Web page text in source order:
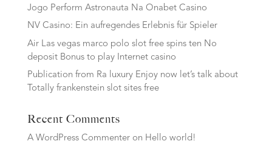
Jogo Perform Astronauta Na Onabet Casino
NV Casino: Ein aufregendes Erlebnis für Spieler
Air Las vegas marco polo slot free spins ten No
deposit Bonus to play Internet casino
Publication from Ra luxury Enjoy now let’s talk about
Totally frankenstein slot sites free
Recent Comments
A WordPress Commenteron Hello world!